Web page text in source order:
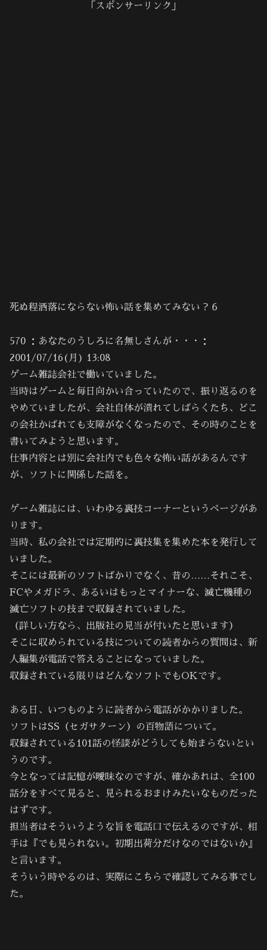
「スポンサーリンク」
死ぬ程洒落にならない怖い話を集めてみない？６
570 ：あなたのうしろに名無しさんが・・・：
2001/07/16(月) 13:08
ゲーム雑誌会社で働いていました。
当時はゲームと毎日向かい合っていたので、振り返るのを
やめていましたが、会社自体が潰れてしばらくたち、どこ
の会社かばれても支障がなくなったので、その時のことを
書いてみようと思います。
仕事内容とは別に会社内でも色々な怖い話があるんです
が、ソフトに関係した話を。
ゲーム雑誌には、いわゆる裏技コーナーというページがあ
ります。
当時、私の会社では定期的に裏技集を集めた本を発行して
いました。
そこには最新のソフトばかりでなく、昔の……それこそ、
FCやメガドラ、あるいはもっとマイナーな、滅亡機種の
滅亡ソフトの技まで収録されていました。
（詳しい方なら、出版社の見当が付いたと思います）
そこに収められている技についての読者からの質問は、新
人編集が電話で答えることになっていました。
収録されている限りはどんなソフトでもOKです。
ある日、いつものように読者から電話がかかりました。
ソフトはSS（セガサターン）の百物語について。
収録されている101話の怪談がどうしても始まらないとい
うのです。
今となっては記憶が曖昧なのですが、確かあれは、全100
話分をすべて見ると、見られるおまけみたいなものだった
はずです。
担当者はそういうような旨を電話口で伝えるのですが、相
手は『でも見られない。初期出荷分だけなのではないか』
と言います。
そういう時やるのは、実際にこちらで確認してみる事でし
た。